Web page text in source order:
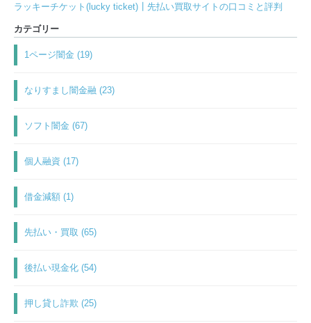
ラッキーチケット(lucky ticket)┃先払い買取サイトの口コミと評判
カテゴリー
1ページ闇金 (19)
なりすまし闇金融 (23)
ソフト闇金 (67)
個人融資 (17)
借金減額 (1)
先払い・買取 (65)
後払い現金化 (54)
押し貸し詐欺 (25)